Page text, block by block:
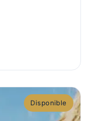
Disponible